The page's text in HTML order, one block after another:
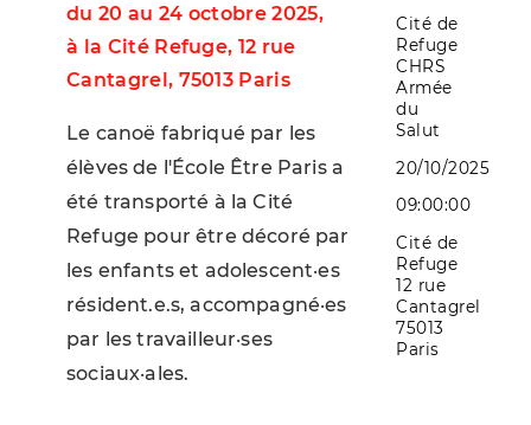
du 20 au 24 octobre 2025,
à la Cité Refuge, 12 rue
Cantagrel, 75013 Paris
Le canoë fabriqué par les
élèves de l'École Être Paris a
été transporté à la Cité
Refuge pour être décoré par
les enfants et adolescent·es
résident.e.s, accompagné·es
par les travailleur·ses
sociaux·ales.
Cité de
Refuge
CHRS
Armée
du
Salut
20/10/2025
09:00:00
Cité de
Refuge
12 rue
Cantagrel
75013
Paris